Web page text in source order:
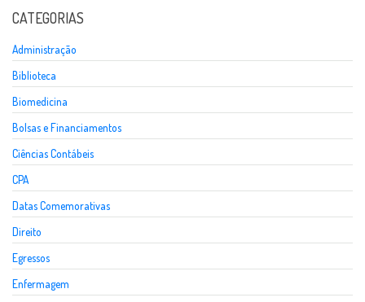
CATEGORIAS
Administração
Biblioteca
Biomedicina
Bolsas e Financiamentos
Ciências Contábeis
CPA
Datas Comemorativas
Direito
Egressos
Enfermagem